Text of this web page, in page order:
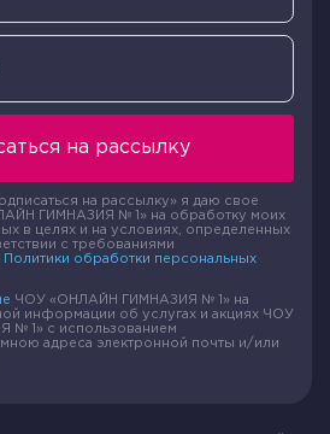
на рассылку
на рассылку» я даю свое
ГИМНАЗИЯ № 1» на обработку моих
в целях и на условиях, определенных
с требованиями
Политики обработки персональных
ЧОУ «ОНЛАЙН ГИМНАЗИЯ № 1» на
информации об услугах и акциях ЧОУ
1» с использованием
адреса электронной почты и/или